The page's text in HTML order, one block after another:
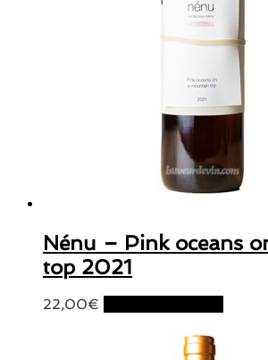
Nénu – Pink oceans
top 2021
22,00€